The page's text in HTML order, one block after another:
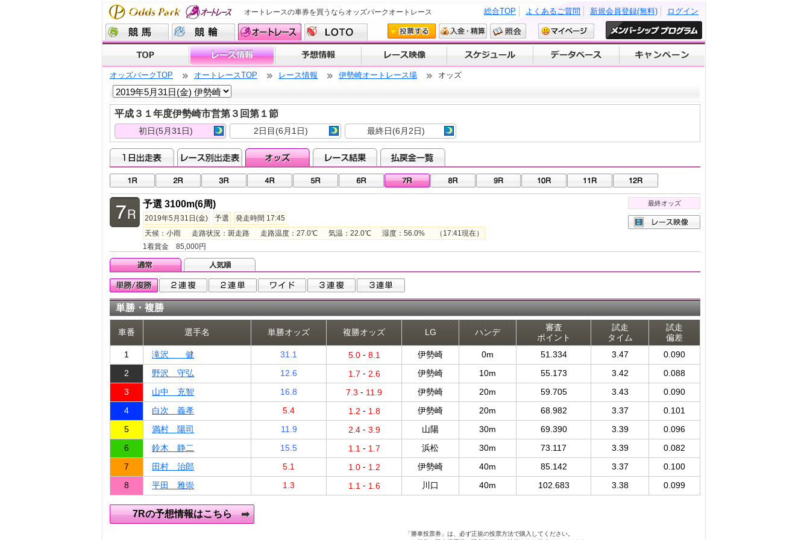
オートレースの車券を買うならオッズパークオートレース ログイン
新規会員登録(無料)
よくあるご質問
総合TOP
オッズパークTOP オートレースTOP レース情報 伊勢崎オートレース場 オッズ
平成３１年度伊勢崎市営第３回第１節
初日(5月31日) 2日目(6月1日) 最終日(6月2日)
予選 3100m(6周)
2019年5月31日(金) 予選
発走時間 17:45
天候：小雨 走路状況：斑走路 走路温度：27.0℃ 気温：22.0℃ 湿度：56.0% （17:41現在）
1着賞金 85,000円
最終オッズ
単勝・複勝
車番 選手名 単勝オッズ 複勝オッズ LG ハンデ
審査
ポイント
試走
タイム
試走
偏差
1
滝沢 健 31.1 5.0- 8.1 伊勢崎 0m 51.334 3.47
0.090
2
野沢 守弘 12.6 1.7 - 2.6 伊勢崎 10m 55.173 3.42
0.088
3
山中 充智 16.8 7.3 - 11.9 伊勢崎 20m 59.705 3.43
0.090
4
白次 義孝 5.4 1.2 - 1.8 伊勢崎 20m 68.982 3.37
0.101
5
満村 陽司 11.9 2.4- 3.9 山陽 30m 69.390 3.39
0.096
6
鈴木 静二 15.5 1.1 - 1.7 浜松 30m 73.117 3.39
0.082
7
田村 治郎 5.1 1.0- 1.2 伊勢崎 40m 85.142 3.37
0.100
8
平田 雅崇 1.3 1.1 - 1.6 川口 40m 102.683 3.38 0.099
7Rの予想情報はこちら
「勝車投票券」は、必ず正規の投票方法で購入してください。